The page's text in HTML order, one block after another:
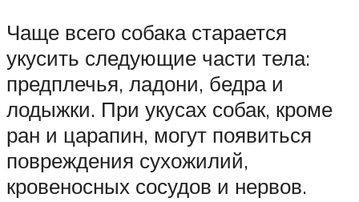
Чаще всего собака старается
укусить следующие части тела:
предплечья, ладони, бедра и
лодыжки. При укусах собак, кроме
ран и царапин, могут появиться
повреждения сухожилий,
кровеносных сосудов и нервов.